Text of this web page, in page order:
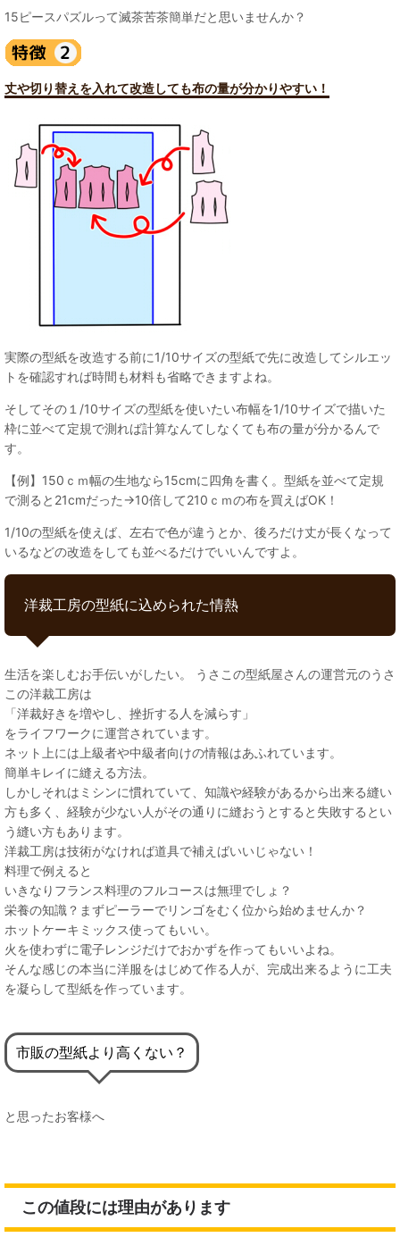
15ピースパズルって滅茶苦茶簡単だと思いませんか？
丈や切り替えを入れて改造しても布の量が分かりやすい！
実際の型紙を改造する前に1/10サイズの型紙で先に改造してシルエッ
トを確認すれば時間も材料も省略できますよね。
そしてその１/10サイズの型紙を使いたい布幅を1/10サイズで描いた
枠に並べて定規で測れば計算なんてしなくても布の量が分かるんで
す。
【例】150ｃｍ幅の生地なら15cmに四角を書く。型紙を並べて定規
で測ると21cmだった→10倍して210ｃｍの布を買えばOK！
1/10の型紙を使えば、左右で色が違うとか、後ろだけ丈が長くなって
いるなどの改造をしても並べるだけでいいんですよ。
洋裁工房の型紙に込められた情熱
生活を楽しむお手伝いがしたい。 うさこの型紙屋さんの運営元のうさ
この洋裁工房は
「洋裁好きを増やし、挫折する人を減らす」
をライフワークに運営されています。
ネット上には上級者や中級者向けの情報はあふれています。
簡単キレイに縫える方法。
しかしそれはミシンに慣れていて、知識や経験があるから出来る縫い
方も多く、経験が少ない人がその通りに縫おうとすると失敗するとい
う縫い方もあります。
洋裁工房は技術がなければ道具で補えばいいじゃない！
料理で例えると
いきなりフランス料理のフルコースは無理でしょ？
栄養の知識？まずピーラーでリンゴをむく位から始めませんか？
ホットケーキミックス使ってもいい。
火を使わずに電子レンジだけでおかずを作ってもいいよね。
そんな感じの本当に洋服をはじめて作る人が、完成出来るように工夫
を凝らして型紙を作っています。
市販の型紙より高くない？
と思ったお客様へ
この値段には理由があります